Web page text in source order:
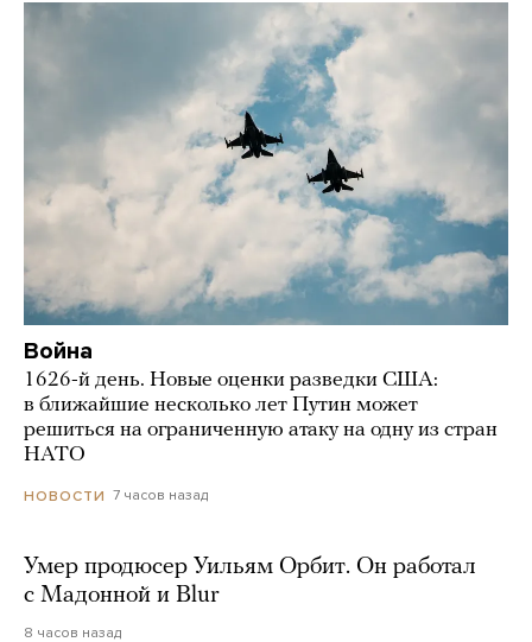
Война
1626-й день. Новые оценки разведки США:
в ближайшие несколько лет Путин может
решиться на ограниченную атаку на одну из стран
НАТО
НОВОСТИ 7 часов назад
Умер продюсер Уильям Орбит. Он работал
с Мадонной и Blur
8 часов назад